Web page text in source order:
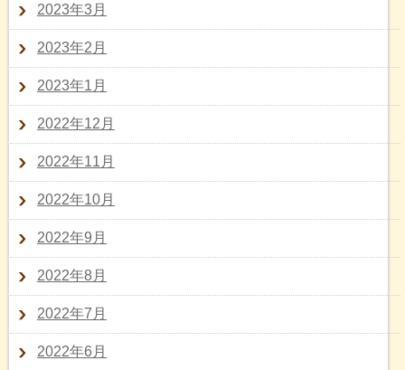
2023年3月
2023年2月
2023年1月
2022年12月
2022年11月
2022年10月
2022年9月
2022年8月
2022年7月
2022年6月